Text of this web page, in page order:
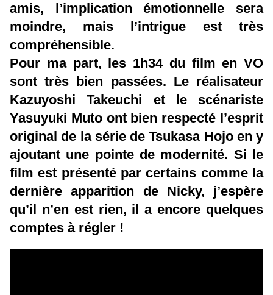
amis, l’implication émotionnelle sera
moindre, mais l’intrigue est très
compréhensible.
Pour ma part, les 1h34 du film en VO
sont très bien passées. Le réalisateur
Kazuyoshi Takeuchi et le scénariste
Yasuyuki Muto ont bien respecté l’esprit
original de la série de Tsukasa Hojo en y
ajoutant une pointe de modernité. Si le
film est présenté par certains comme la
dernière apparition de Nicky, j’espère
qu’il n’en est rien, il a encore quelques
comptes à régler !